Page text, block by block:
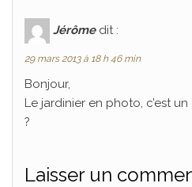
Jérôme dit :
29 mars 2013 à 18 h 46 min
Bonjour,
Le jardinier en photo, c’est
?
Laisser un